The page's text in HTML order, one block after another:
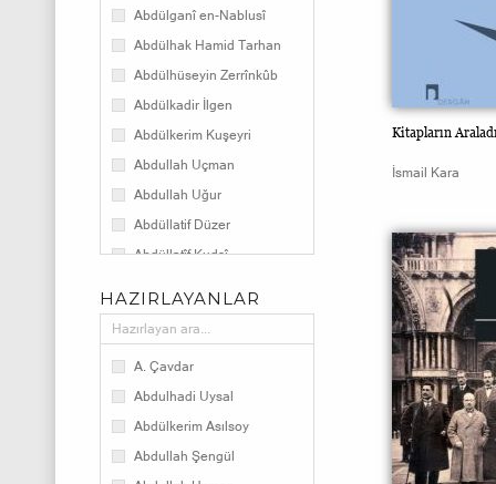
Abdülganî en-Nablusî
Abdülhak Hamid Tarhan
Abdülhüseyin Zerrînkûb
Abdülkadir İlgen
Abdülkerim Kuşeyri
Abdullah Uçman
Abdullah Uğur
Abdüllatif Düzer
Abdüllatîf Kudsî
Abdürrezzak Kâşânî
Abdurrezzak Tek
Adam Sharr
Adnan Gürbüz
Agâh Sırrı Levend
Ahmed Emîn
HAZIRLAYANLAR
A. Çavdar
Abdulhadi Uysal
Abdülkerim Asılsoy
Abdullah Şengül
Kitapların
İsmail Kara